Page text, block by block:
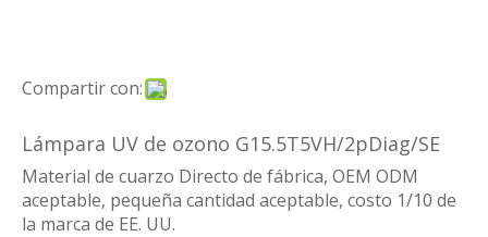
Compartir con:
Lámpara UV de ozono G15.5T5VH/2pDiag/SE
Material de cuarzo Directo de fábrica, OEM ODM
aceptable, pequeña cantidad aceptable, costo 1/10 de
la marca de EE. UU.